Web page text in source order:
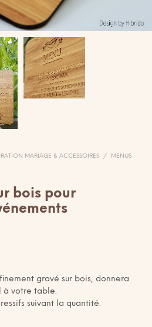
MARIAGE & ACCESSOIRES /
MENUS
bois pour
gravé sur bois, donnera
à votre table.
suivant la quantité.